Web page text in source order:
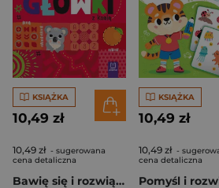
KSIĄŻKA
10,49 zł
10,49 zł - sugerowana
cena detaliczna
Bawię się i rozwiązuję ŁAMIGŁÓWKI z koalą. Od 5 lat
KSIĄŻKA
10,49 zł
10,49 zł -
cena detaliczna